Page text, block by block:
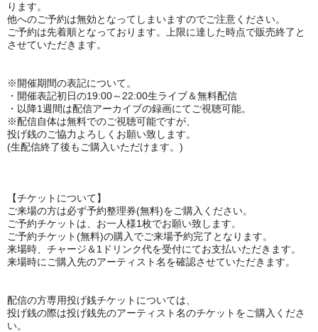
ります。
他へのご予約は無効となってしまいますのでご注意ください。
ご予約は先着順となっております。上限に達した時点で販売終了と
させていただきます。
※開催期間の表記について。
・開催表記初日の19:00～22:00生ライブ＆無料配信
・以降1週間は配信アーカイブの録画にてご視聴可能。
※配信自体は無料でのご視聴可能ですが、
投げ銭のご協力よろしくお願い致します。
(生配信終了後もご購入いただけます。)
【チケットについて】
ご来場の方は必ず予約整理券(無料)をご購入ください。
ご予約チケットは、お一人様1枚でお願い致します。
ご予約チケット(無料)の購入でご来場予約完了となります。
来場時、チャージ＆1ドリンク代を受付にてお支払いただきます。
来場時にご購入先のアーティスト名を確認させていただきます。
配信の方専用投げ銭チケットについては、
投げ銭の際は投げ銭先のアーティスト名のチケットをご購入くださ
い。